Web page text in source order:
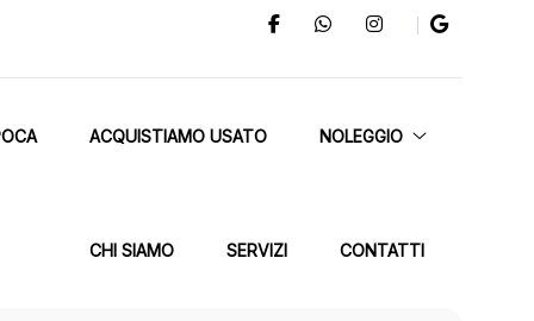
ACQUISTIAMO USATO NOLEGGIO
CHI SIAMO SERVIZI CONTATTI